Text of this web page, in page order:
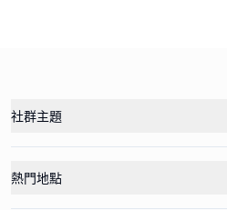
社群主題
熱門地點